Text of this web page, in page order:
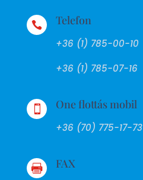
 Telefon
+36 (1) 785-00-10
+36 (1) 785-07-16
 One flottás mobil
+36 (70) 775-17-73
 FAX